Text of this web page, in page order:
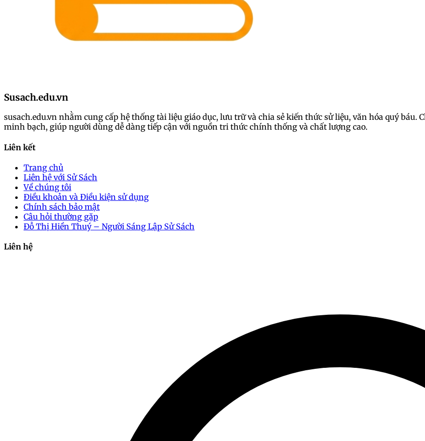
Susach.edu.vn
susach.edu.vn nhằm cung cấp hệ thống tài liệu giáo dục, lưu trữ và chia sẻ kiến thức sử liệu, văn hóa quý
minh bạch, giúp người dùng dễ dàng tiếp cận với nguồn tri thức chính thống và chất lượng cao.
Liên kết
Trang chủ
Liên hệ với Sử Sách
Về chúng tôi
Điều khoản và Điều kiện sử dụng
Chính sách bảo mật
Câu hỏi thường gặp
Đỗ Thị Hiền Thuý – Người Sáng Lập Sử Sách
Liên hệ